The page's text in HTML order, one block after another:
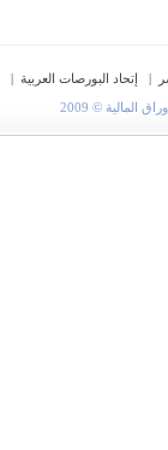
| إتحاد البورصات العربية |
© 2009